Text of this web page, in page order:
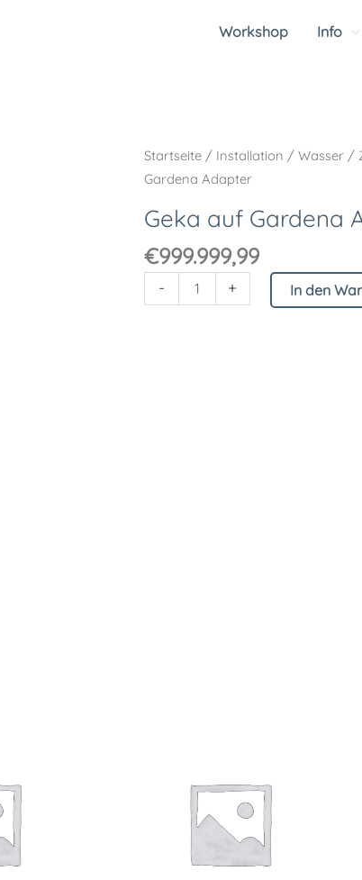
Workshop Info
Startseite/ Installation / Wasser/
Gardena Adapter
Geka auf Gardena
€999.999,99
-
Geka
auf
Adapter
Menge
+ In den